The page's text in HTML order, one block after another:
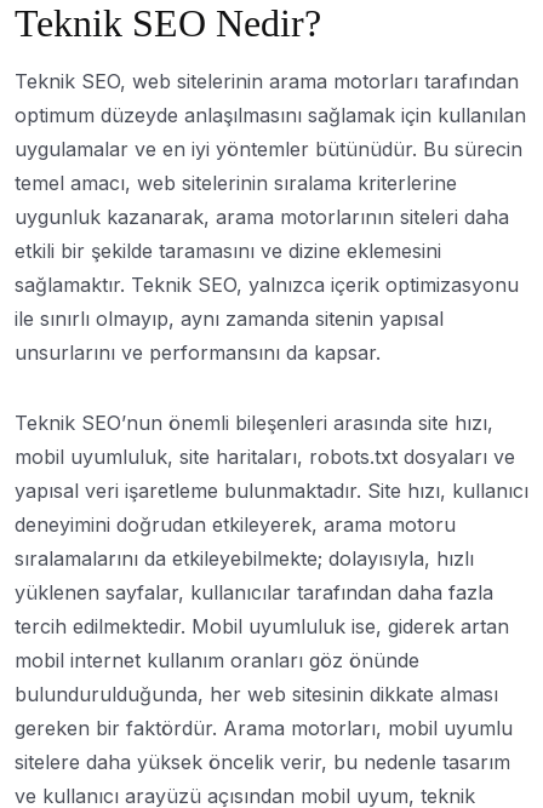
Teknik SEO Nedir?
Teknik SEO, web sitelerinin arama motorları tarafından
optimum düzeyde anlaşılmasını sağlamak için kullanılan
uygulamalar ve en iyi yöntemler bütünüdür. Bu sürecin
temel amacı, web sitelerinin sıralama kriterlerine
uygunluk kazanarak, arama motorlarının siteleri daha
etkili bir şekilde taramasını ve dizine eklemesini
sağlamaktır. Teknik SEO, yalnızca içerik optimizasyonu
ile sınırlı olmayıp, aynı zamanda sitenin yapısal
unsurlarını ve performansını da kapsar.
Teknik SEO’nun önemli bileşenleri arasında site hızı,
mobil uyumluluk, site haritaları, robots.txt dosyaları ve
yapısal veri işaretleme bulunmaktadır. Site hızı, kullanıcı
deneyimini doğrudan etkileyerek, arama motoru
sıralamalarını da etkileyebilmekte; dolayısıyla, hızlı
yüklenen sayfalar, kullanıcılar tarafından daha fazla
tercih edilmektedir. Mobil uyumluluk ise, giderek artan
mobil internet kullanım oranları göz önünde
bulundurulduğunda, her web sitesinin dikkate alması
gereken bir faktördür. Arama motorları, mobil uyumlu
sitelere daha yüksek öncelik verir, bu nedenle tasarım
ve kullanıcı arayüzü açısından mobil uyum, teknik